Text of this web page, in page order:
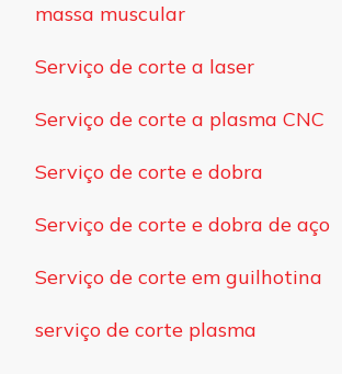
massa muscular
Serviço de corte a laser
Serviço de corte a plasma CNC
Serviço de corte e dobra
Serviço de corte e dobra de aço
Serviço de corte em guilhotina
serviço de corte plasma